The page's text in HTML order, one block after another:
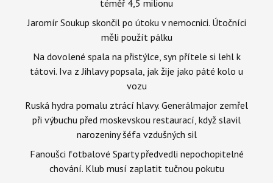
téměř 4,5 milionu
Jaromír Soukup skončil po útoku v nemocnici. Útočníci
měli použít pálku
Na dovolené spala na přistýlce, syn přítele si lehl k
tátovi. Iva z Jihlavy popsala, jak žije jako páté kolo u
vozu
Ruská hydra pomalu ztrácí hlavy. Generálmajor zemřel
při výbuchu před moskevskou restaurací, když slavil
narozeniny šéfa vzdušných sil
Fanoušci fotbalové Sparty předvedli nepochopitelné
chování. Klub musí zaplatit tučnou pokutu